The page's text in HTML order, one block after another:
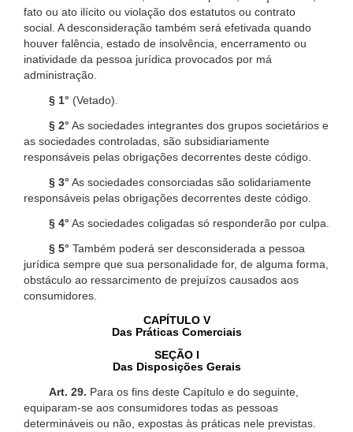
fato ou ato ilícito ou violação dos estatutos ou contrato
social. A desconsideração também será efetivada quando
houver falência, estado de insolvência, encerramento ou
inatividade da pessoa jurídica provocados por má
administração.
§ 1° (Vetado).
§ 2° As sociedades integrantes dos grupos societários e
as sociedades controladas, são subsidiariamente
responsáveis pelas obrigações decorrentes deste código.
§ 3° As sociedades consorciadas são solidariamente
responsáveis pelas obrigações decorrentes deste código.
§ 4° As sociedades coligadas só responderão por culpa.
§ 5° Também poderá ser desconsiderada a pessoa
jurídica sempre que sua personalidade for, de alguma forma,
obstáculo ao ressarcimento de prejuízos causados aos
consumidores.
CAPÍTULO V
Das Práticas Comerciais
SEÇÃO I
Das Disposições Gerais
Art. 29. Para os fins deste Capítulo e do seguinte,
equiparam-se aos consumidores todas as pessoas
determináveis ou não, expostas às práticas nele previstas.